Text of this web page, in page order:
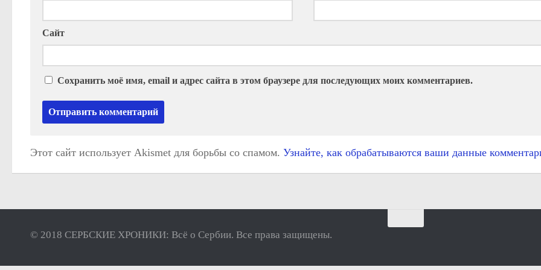
Сайт
Сохранить моё имя, email и адрес сайта в этом браузере для последующих моих комментариев.
Этот сайт использует Akismet для борьбы со спамом. Узнайте, как обрабатываются ваши данные
© 2018 СЕРБСКИЕ ХРОНИКИ: Всё о Сербии. Все права защищены.